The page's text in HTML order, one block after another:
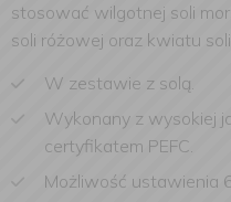
stosować wilgotnej soli
soli różowej oraz kwiatu
W zestawie z solą.
Wykonany z wysokiej
certyfikatem PEFC.
Możliwość ustawienia